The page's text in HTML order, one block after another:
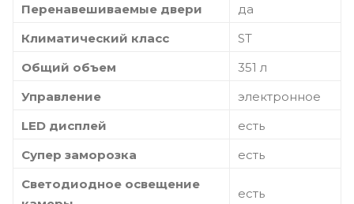
Перенавешиваемые двери
да
Климатический класс
ST
Общий объем
351 л
Управление
электронное
LED дисплей
есть
Супер заморозка
есть
Светодиодное освещение
есть